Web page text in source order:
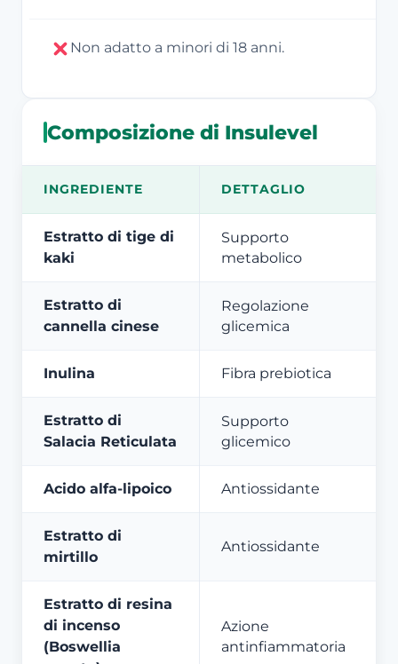
Non adatto a minori di 18 anni.
Composizione di Insulevel
INGREDIENTE DETTAGLIO
Estratto di tige di
kaki
Supporto
metabolico
Estratto di
cannella cinese
Regolazione
glicemica
Inulina Fibra prebiotica
Estratto di
Salacia Reticulata
Supporto
glicemico
Acido alfa-lipoico Antiossidante
Estratto di
mirtillo
Antiossidante
Estratto di resina
di incenso
(Boswellia
Azione
antinfiammatoria